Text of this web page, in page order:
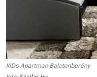
KiDo Apartman Balatonberény